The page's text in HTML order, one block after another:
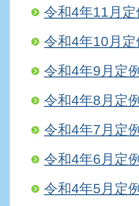
令和4年11月
令和4年10月
令和4年9月定
令和4年8月定
令和4年7月定
令和4年6月定
令和4年5月定